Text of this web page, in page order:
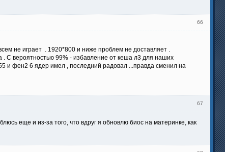
66
не играет . 1920*800 и ниже проблем не доставляет .
С вероятностью 99% - избавление от кеша л3 для наших
и фен2 6 ядер имел , последний радовал ...правда сменил на
67
еще и из-за того, что вдруг я обновлю биос на материнке, как